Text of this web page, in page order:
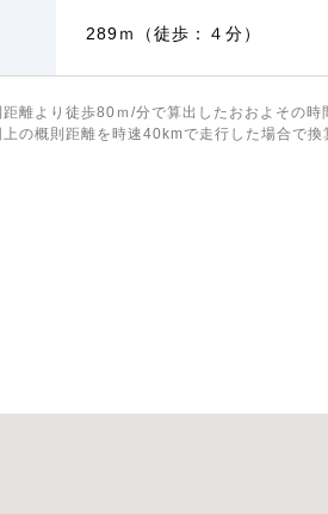
289ｍ（徒歩：４分）
離より徒歩80ｍ/分で算出したおおよその時
の概則距離を時速40kmで走行した場合で換